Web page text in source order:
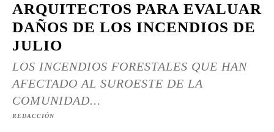
ARQUITECTOS PARA EVALUAR
DAÑOS DE LOS INCENDIOS DE
JULIO
LOS INCENDIOS FORESTALES QUE HAN
AFECTADO AL SUROESTE DE LA
COMUNIDAD...
REDACCIÓN